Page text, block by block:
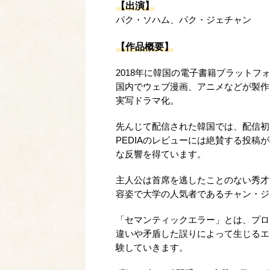
【出演】
パク・ソハム、パク・ジェチャン
【作品概要】
2018年に韓国の電子書籍プラットフ
国内でウェブ漫画、アニメなどが製
実写ドラマ化。
先んじて配信された韓国では、配信
PEDIAのレビューには絶賛する投稿
な反響を得ています。
主人公は首席を逃したことのない秀
容姿で大学の人気者であるチャン・
「セマンティックエラー」とは、プ
違いや矛盾した誤りによって生じる
験していきます。